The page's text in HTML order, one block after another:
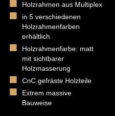
Holzrahmen aus Multiplex
in 5 verschiedenen
Holzrahmenfarben
erhältlich
Holzrahmenfarbe: matt
mit sichtbarer
Holzmasserung
CnC gefräste Holzteile
Extrem massive
Bauweise